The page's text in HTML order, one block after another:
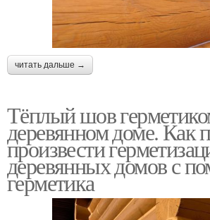
читать дальше →
Тёплый шов
деревянном доме. Как
произвести
деревянных домов с
герметика